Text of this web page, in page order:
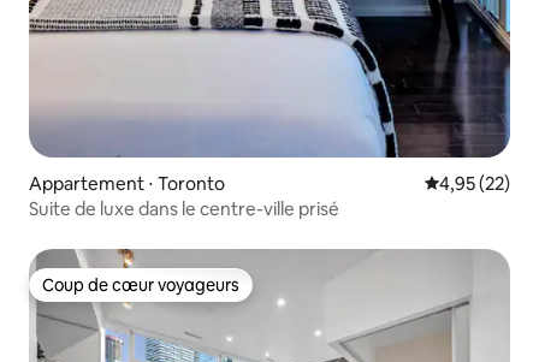
Appartement ⋅ Toronto Évaluation
4,95 (22)
Suite de luxe dans le centre-ville prisé
Coup de cœur voyageurs
Coup de cœur voyageurs